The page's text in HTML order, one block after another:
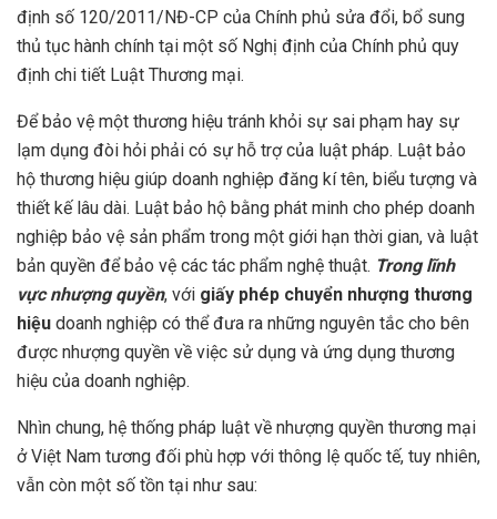
định số 120/2011/NĐ-CP của Chính phủ sửa đổi, bổ sung
thủ tục hành chính tại một số Nghị định của Chính phủ quy
định chi tiết Luật Thương mại.
Để bảo vệ một thương hiệu tránh khỏi sự sai phạm hay sự
lạm dụng đòi hỏi phải có sự hỗ trợ của luật pháp. Luật bảo
hộ thương hiệu giúp doanh nghiệp đăng kí tên, biểu tượng và
thiết kế lâu dài. Luật bảo hộ bằng phát minh cho phép doanh
nghiệp bảo vệ sản phẩm trong một giới hạn thời gian, và luật
bản quyền để bảo vệ các tác phẩm nghệ thuật. Trong lĩnh
vực nhượng quyền, với giấy phép chuyển nhượng thương
hiệu doanh nghiệp có thể đưa ra những nguyên tắc cho bên
được nhượng quyền về việc sử dụng và ứng dụng thương
hiệu của doanh nghiệp.
Nhìn chung, hệ thống pháp luật về nhượng quyền thương mại
ở Việt Nam tương đối phù hợp với thông lệ quốc tế, tuy nhiên,
vẫn còn một số tồn tại như sau: